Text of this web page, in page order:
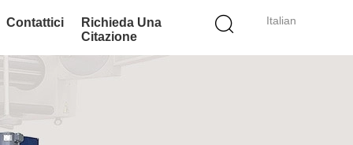
Italian
Contattici
Richieda Una
Citazione